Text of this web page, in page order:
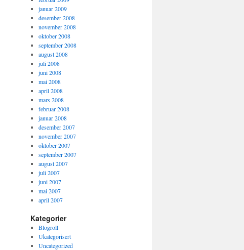
januar 2009
desember 2008
november 2008
oktober 2008
september 2008
august 2008
juli 2008
juni 2008
mai 2008
april 2008
mars 2008
februar 2008
januar 2008
desember 2007
november 2007
oktober 2007
september 2007
august 2007
juli 2007
juni 2007
mai 2007
april 2007
Kategorier
Blogroll
Ukategorisert
Uncategorized